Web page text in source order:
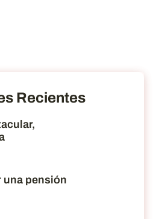
Recientes
una pensión